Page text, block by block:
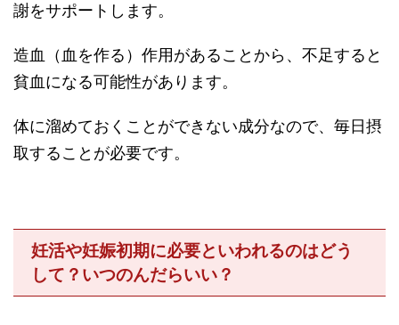
謝をサポートします。
造血（血を作る）作用があることから、不足すると
貧血になる可能性があります。
体に溜めておくことができない成分なので、毎日摂
取することが必要です。
妊活や妊娠初期に必要といわれるのはどう
して？いつのんだらいい？